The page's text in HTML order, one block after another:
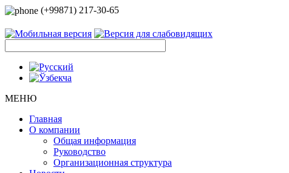
(+99871) 217-30-65
МЕНЮ
Главная
О компании
Общая информация
Руководство
Организационная структура